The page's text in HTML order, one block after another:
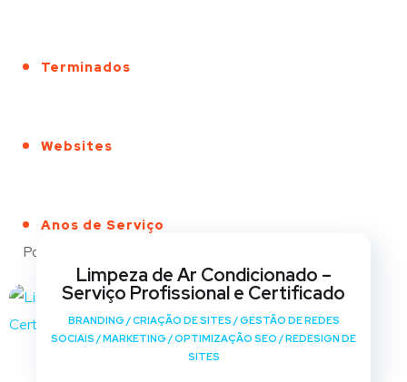
Terminados
Websites
Anos de Serviço
Portfólio
Limpeza de Ar Condicionado –
Serviço Profissional e Certificado
BRANDING /CRIAÇÃO DE SITES /GESTÃO DE REDES
SOCIAIS /MARKETING /OPTIMIZAÇÃO SEO /REDESIGN DE
SITES